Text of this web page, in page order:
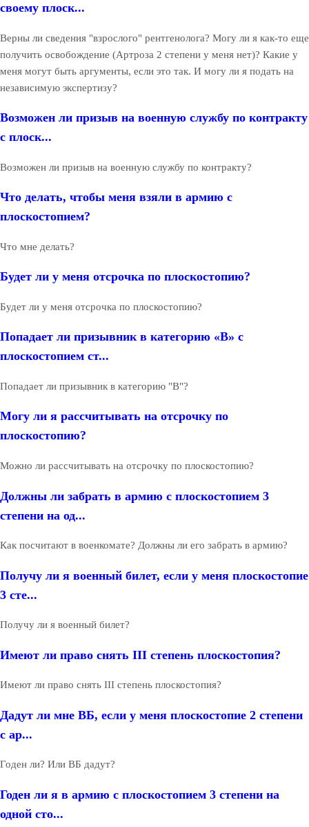
своему плоск...
Верны ли сведения "взрослого" рентгенолога? Могу ли я как-то еще
получить освобождение (Артроза 2 степени у меня нет)? Какие у
меня могут быть аргументы, если это так. И могу ли я подать на
независимую экспертизу?
Возможен ли призыв на военную службу по контракту
с плоск...
Возможен ли призыв на военную службу по контракту?
Что делать, чтобы меня взяли в армию с
плоскостопием?
Что мне делать?
Будет ли у меня отсрочка по плоскостопию?
Будет ли у меня отсрочка по плоскостопию?
Попадает ли призывник в категорию «В» с
плоскостопием ст...
Попадает ли призывник в категорию "В"?
Могу ли я рассчитывать на отсрочку по
плоскостопию?
Можно ли рассчитывать на отсрочку по плоскостопию?
Должны ли забрать в армию с плоскостопием 3
степени на од...
Как посчитают в военкомате? Должны ли его забрать в армию?
Получу ли я военный билет, если у меня плоскостопие
3 сте...
Получу ли я военный билет?
Имеют ли право снять III степень плоскостопия?
Имеют ли право снять III степень плоскостопия?
Дадут ли мне ВБ, если у меня плоскостопие 2 степени
с ар...
Годен ли? Или ВБ дадут?
Годен ли я в армию с плоскостопием 3 степени на
одной сто...